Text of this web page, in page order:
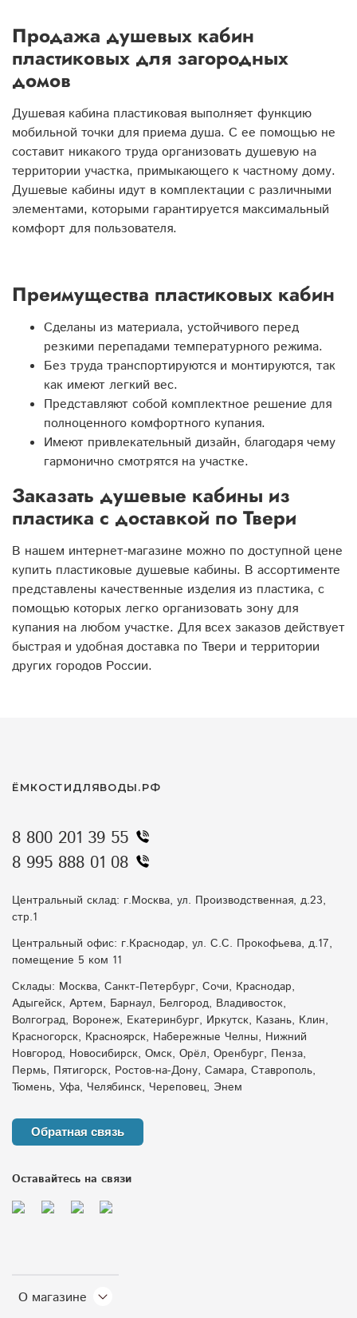
Продажа душевых кабин
пластиковых для загородных
домов
Душевая кабина пластиковая выполняет функцию
мобильной точки для приема душа. С ее помощью не
составит никакого труда организовать душевую на
территории участка, примыкающего к частному дому.
Душевые кабины идут в комплектации с различными
элементами, которыми гарантируется максимальный
комфорт для пользователя.
Преимущества пластиковых кабин
Сделаны из материала, устойчивого перед
резкими перепадами температурного режима.
Без труда транспортируются и монтируются, так
как имеют легкий вес.
Представляют собой комплектное решение для
полноценного комфортного купания.
Имеют привлекательный дизайн, благодаря чему
гармонично смотрятся на участке.
Заказать душевые кабины из
пластика с доставкой по Твери
В нашем интернет-магазине можно по доступной цене
купить пластиковые душевые кабины. В ассортименте
представлены качественные изделия из пластика, с
помощью которых легко организовать зону для
купания на любом участке. Для всех заказов действует
быстрая и удобная доставка по Твери и территории
других городов России.
О магазине
ЁМКОСТИДЛЯВОДЫ.РФ
8 800 201 39 55
8 995 888 01 08
Центральный склад: г.Москва, ул. Производственная, д.23,
стр.1
Центральный офис: г.Краснодар, ул. С.С. Прокофьева, д.17,
помещение 5 ком 11
Склады: Москва, Санкт-Петербург, Сочи, Краснодар,
Адыгейск, Артем, Барнаул, Белгород, Владивосток,
Волгоград, Воронеж, Екатеринбург, Иркутск, Казань, Клин,
Красногорск, Красноярск, Набережные Челны, Нижний
Новгород, Новосибирск, Омск, Орёл, Оренбург, Пенза,
Пермь, Пятигорск, Ростов-на-Дону, Самара, Ставрополь,
Тюмень, Уфа, Челябинск, Череповец, Энем
Обратная связь
Оставайтесь на связи